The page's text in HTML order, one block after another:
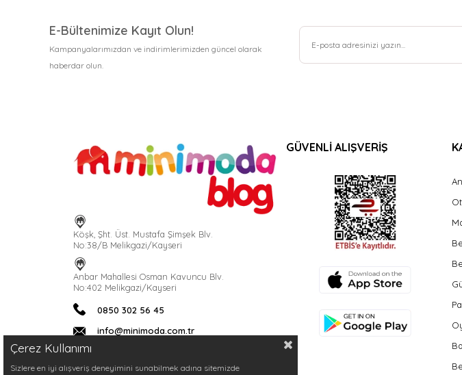
E-Bültenimize Kayıt Olun!
Kampanyalarımızdan ve indirimlerimizden güncel olarak
haberdar olun.
Köşk, Şht. Üst. Mustafa Şimşek Blv.
No:38/B Melikgazi/Kayseri
Anbar Mahallesi Osman Kavuncu Blv.
No:402 Melikgazi/Kayseri
0850 302 56 45
info@minimoda.com.tr
GÜVENLİ ALIŞVERİŞ
Çerez Kullanımı
Sizlere en iyi alışveriş deneyimini sunabilmek adına sitemizde